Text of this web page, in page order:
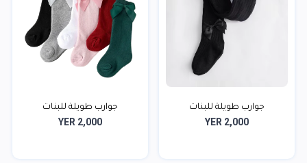
جوارب طويلة للبنات
YER 2,000
جوارب طويلة للبنات
YER 2,000